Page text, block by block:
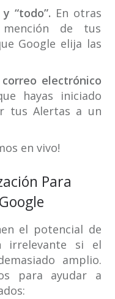
“todo”. En otras
mención de tus
Google elija las
electrónico
hayas iniciado
tus Alertas a un
en vivo!
Para
el potencial de
irrelevante si el
amplio.
para ayudar a